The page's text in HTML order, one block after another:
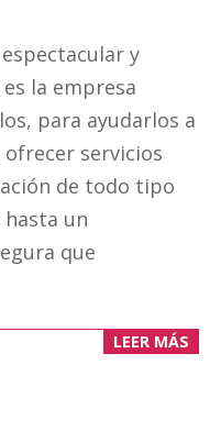
y
la empresa
para ayudarlos a
ofrecer servicios
de todo tipo
hasta un
que
LEER MÁS